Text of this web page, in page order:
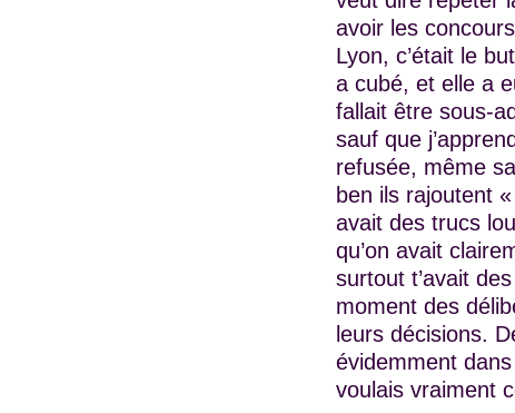
avoir les
Lyon, c’était le
a cubé, et elle a
fallait être sous-
sauf que
refusée, même
ben ils rajoutent
avait des trucs
qu’on avait
surtout t’avait
moment des
leurs décisions.
évidemment
voulais vraiment